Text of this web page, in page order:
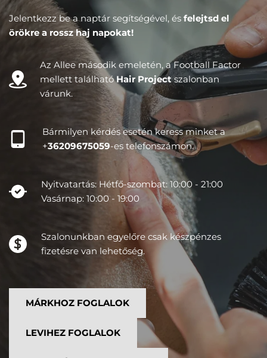
Jelentkezz be a naptár segítségével, és felejtsd el
örökre a rossz haj napokat!
Az Allee második emeletén, a Football Factor
mellett található Hair Project szalonban
várunk.
Bármilyen kérdés esetén keress minket a
+36209675059-es telefonszámon.
Nyitvatartás: Hétfő-szombat: 10:00 - 21:00
Vasárnap: 10:00 - 19:00
Szalonunkban egyelőre csak készpénzes
fizetésre van lehetőség.
MÁRKHOZ FOGLALOK
LEVIHEZ FOGLALOK